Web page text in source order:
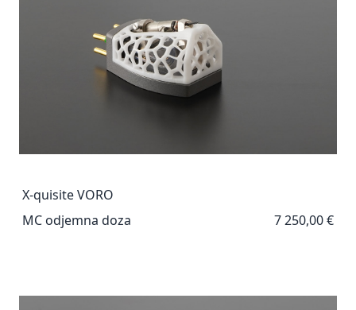
X-quisite VORO
MC odjemna doza
7 250,00 €